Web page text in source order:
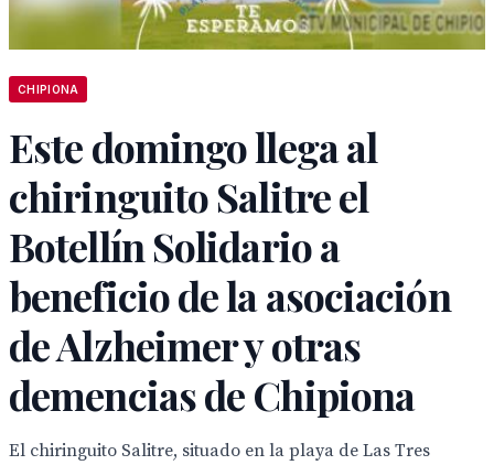
CHIPIONA
Este domingo llega al
chiringuito Salitre el
Botellín Solidario a
beneficio de la asociación
de Alzheimer y otras
demencias de Chipiona
El chiringuito Salitre, situado en la playa de Las Tres